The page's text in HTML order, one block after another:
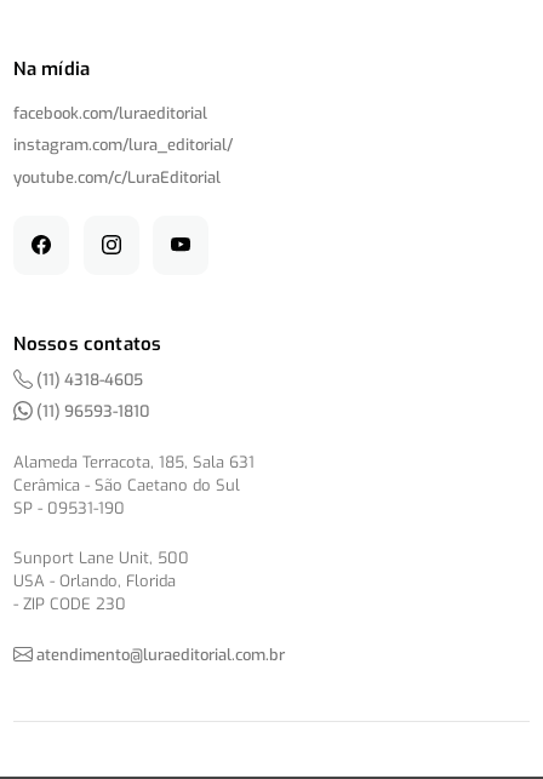
Na mídia
facebook.com/luraeditorial
instagram.com/lura_editorial/
youtube.com/c/LuraEditorial
Nossos contatos
(11) 4318-4605
(11) 96593-1810
Alameda Terracota, 185, Sala 631
Cerâmica - São Caetano do Sul
SP - 09531-190
Sunport Lane Unit, 500
USA - Orlando, Florida
- ZIP CODE 230
atendimento@luraeditorial.com.br